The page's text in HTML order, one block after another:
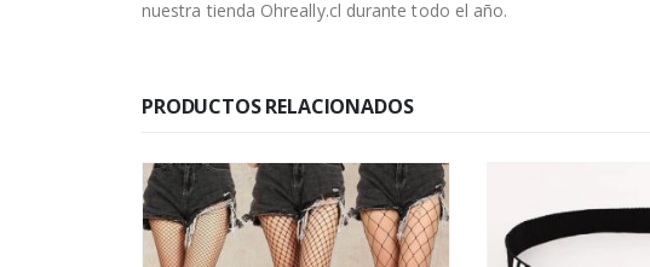
nuestra tienda Ohreally.cl durante todo el año.
PRODUCTOS RELACIONADOS